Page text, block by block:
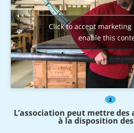
Click to accept marketing
enable this
2
L’association peut mettre des
à la disposition